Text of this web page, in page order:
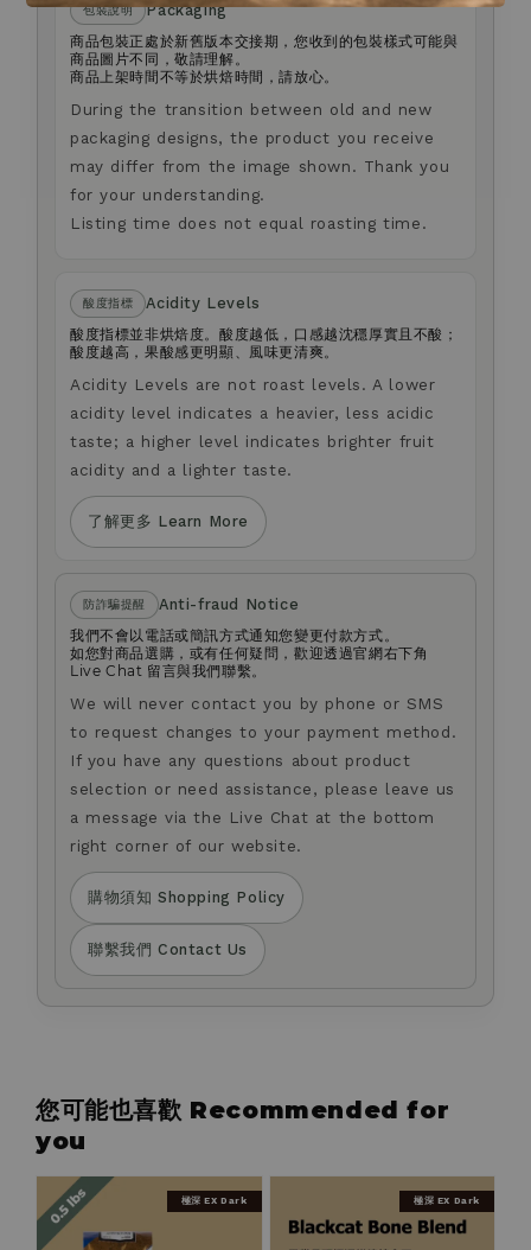
包裝說明
Packaging
商品包裝正處於新舊版本交接期，您收到的包裝樣式可能與
商品圖片不同，敬請理解。
商品上架時間不等於烘焙時間，請放心。
During the transition between old and new
packaging designs, the product you receive
may differ from the image shown. Thank you
for your understanding.
Listing time does not equal roasting time.
酸度指標
Acidity Levels
酸度指標並非烘焙度。酸度越低，口感越沈穩厚實且不酸；
酸度越高，果酸感更明顯、風味更清爽。
Acidity Levels are not roast levels. A lower
acidity level indicates a heavier, less acidic
taste; a higher level indicates brighter fruit
acidity and a lighter taste.
了解更多 Learn More
防詐騙提醒
Anti-fraud Notice
我們不會以電話或簡訊方式通知您變更付款方式。
如您對商品選購，或有任何疑問，歡迎透過官網右下角
Live Chat 留言與我們聯繫。
We will never contact you by phone or SMS
to request changes to your payment method.
If you have any questions about product
selection or need assistance, please leave us
a message via the Live Chat at the bottom
right corner of our website.
購物須知 Shopping Policy
聯繫我們 Contact Us
您可能也喜歡 Recommended for
you
極深 EX Dark 極深 EX Dark